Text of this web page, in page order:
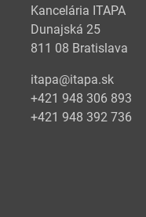
Kancelária ITAPA
Dunajská 25
811 08 Bratislava
itapa@itapa.sk
+421 948 306 893
+421 948 392 736